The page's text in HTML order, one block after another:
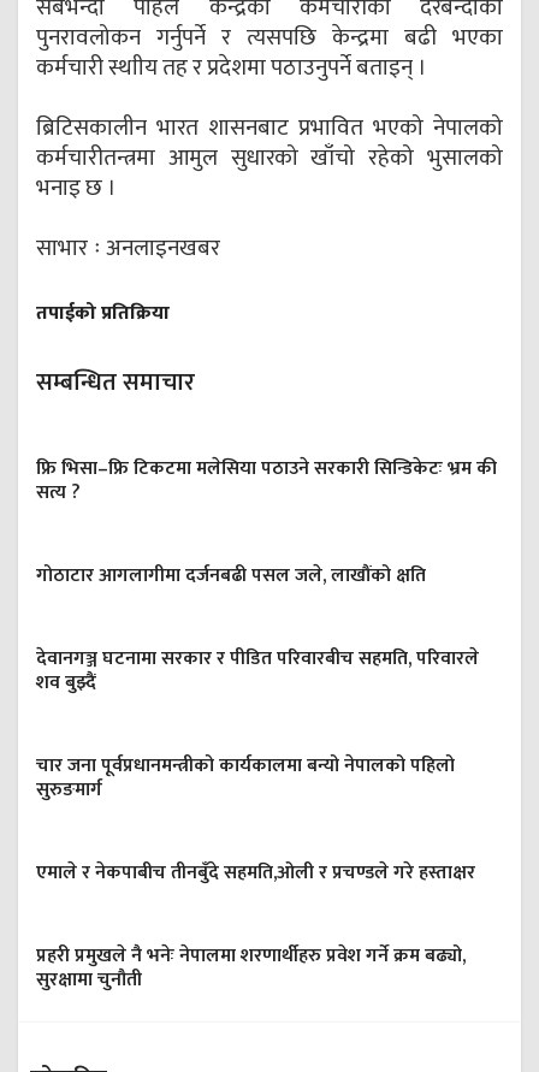
सबैभन्दा पहिले केन्द्रको कर्मचारीको दरबन्दीको
पुनरावलोकन गर्नुपर्ने र त्यसपछि केन्द्रमा बढी भएका
कर्मचारी स्थाीय तह र प्रदेशमा पठाउनुपर्ने बताइन् ।
ब्रिटिसकालीन भारत शासनबाट प्रभावित भएको नेपालको
कर्मचारीतन्त्रमा आमुल सुधारको खाँचो रहेको भुसालको
भनाइ छ ।
साभार ः अनलाइनखबर
तपाईको प्रतिक्रिया
सम्बन्धित समाचार
फ्रि भिसा–फ्रि टिकटमा मलेसिया पठाउने सरकारी सिन्डिकेटः भ्रम की
सत्य ?
गोठाटार आगलागीमा दर्जनबढी पसल जले, लाखौंको क्षति
देवानगञ्ज घटनामा सरकार र पीडित परिवारबीच सहमति, परिवारले
शव बुझ्दैं
चार जना पूर्वप्रधानमन्त्रीको कार्यकालमा बन्यो नेपालको पहिलो
सुरुङमार्ग
एमाले र नेकपाबीच तीनबुँदे सहमति,ओली र प्रचण्डले गरे हस्ताक्षर
प्रहरी प्रमुखले नै भनेः नेपालमा शरणार्थीहरु प्रवेश गर्ने क्रम बढ्यो,
सुरक्षामा चुनौती